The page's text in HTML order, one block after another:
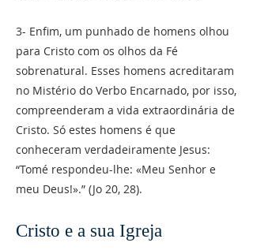
3- Enfim, um punhado de homens olhou
para Cristo com os olhos da Fé
sobrenatural. Esses homens acreditaram
no Mistério do Verbo Encarnado, por isso,
compreenderam a vida extraordinária de
Cristo. Só estes homens é que
conheceram verdadeiramente Jesus:
“Tomé respondeu-lhe: «Meu Senhor e
meu Deus!».” (Jo 20, 28).
Cristo e a sua Igreja